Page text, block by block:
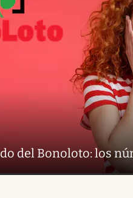
del Bonoloto: los